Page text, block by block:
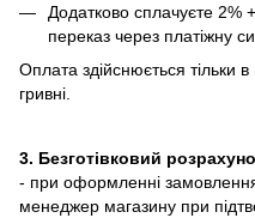
Додатково сплачуєте 2%
переказ через платіжну
Оплата здійснюється тільки
гривні.
3. Безготівковий
- при оформленні замовлення
менеджер магазину при